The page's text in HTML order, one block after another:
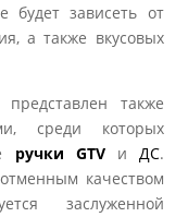
будет зависеть от
а также вкусовых
также
среди которых
ручки GTV и ДС.
качеством
заслуженной